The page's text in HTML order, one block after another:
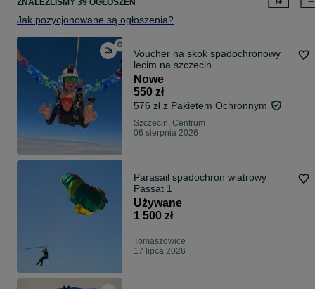
ZNALEŹLIŚMY 39 OGŁOSZEŃ
Jak pozycjonowane są ogłoszenia?
Voucher na skok spadochronowy
lecim na szczecin
Nowe
550 zł
576 zł z Pakietem Ochronnym
Szczecin, Centrum
06 sierpnia 2026
Parasail spadochron wiatrowy
Passat 1
Używane
1 500 zł
Tomaszowice
17 lipca 2026